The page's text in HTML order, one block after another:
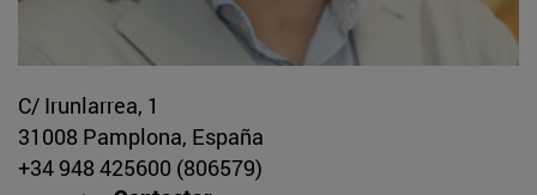
C/ Irunlarrea, 1
31008 Pamplona, España
+34 948 425600 (806579)